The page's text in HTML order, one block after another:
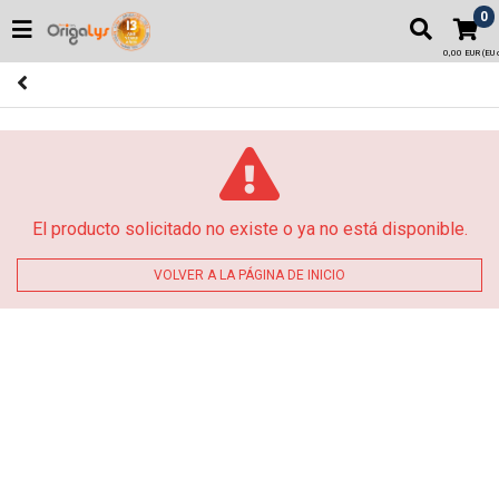
0
0,00 EUR (EU
El producto solicitado no existe o ya no está disponible.
VOLVER A LA PÁGINA DE INICIO